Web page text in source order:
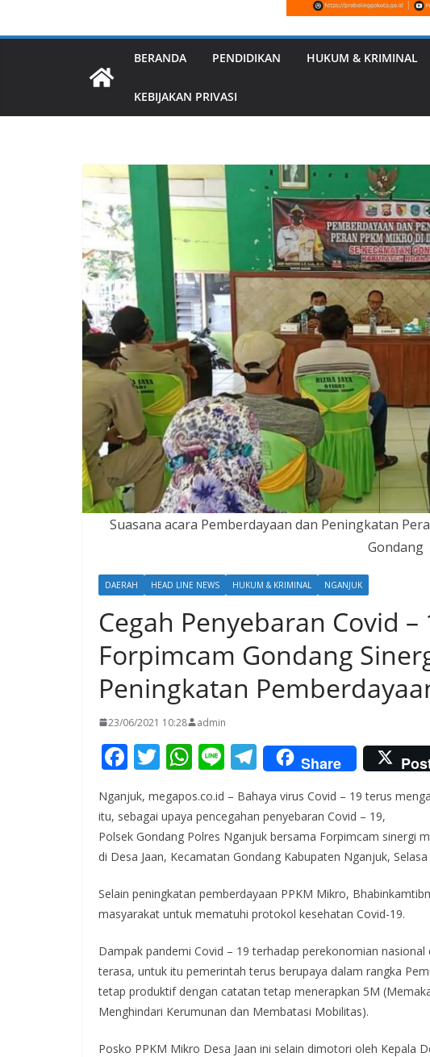
BERANDA PENDIDIKAN HUKUM & KRIMINAL
KEBIJAKAN PRIVASI
Suasana acara Pemberdayaan dan Peningkatan
Gondang
DAERAH HEAD LINE NEWS HUKUM & KRIMINAL NGANJUK
Cegah Penyebaran Covid
Forpimcam Gondang
Peningkatan
23/06/2021 10:28 admin
F
ac
e
b
o
o
k
T
itt
er
W
at
s
A
p
p
Li
e
T
el
e
gr
a
m
Share
Nganjuk, megapos.co.id – Bahaya virus Covid – 19 terus
itu, sebagai upaya pencegahan penyebaran Covid – 19,
Polsek Gondang Polres Nganjuk bersama Forpimcam sinergi
di Desa Jaan, Kecamatan Gondang Kabupaten Nganjuk,
Selain peningkatan pemberdayaan PPKM Mikro,
masyarakat untuk mematuhi protokol kesehatan Covid-19.
Dampak pandemi Covid – 19 terhadap perekonomian
terasa, untuk itu pemerintah terus berupaya dalam rangka
tetap produktif dengan catatan tetap menerapkan 5M
Menghindari Kerumunan dan Membatasi Mobilitas).
Posko PPKM Mikro Desa Jaan ini selain dimotori oleh Kepala